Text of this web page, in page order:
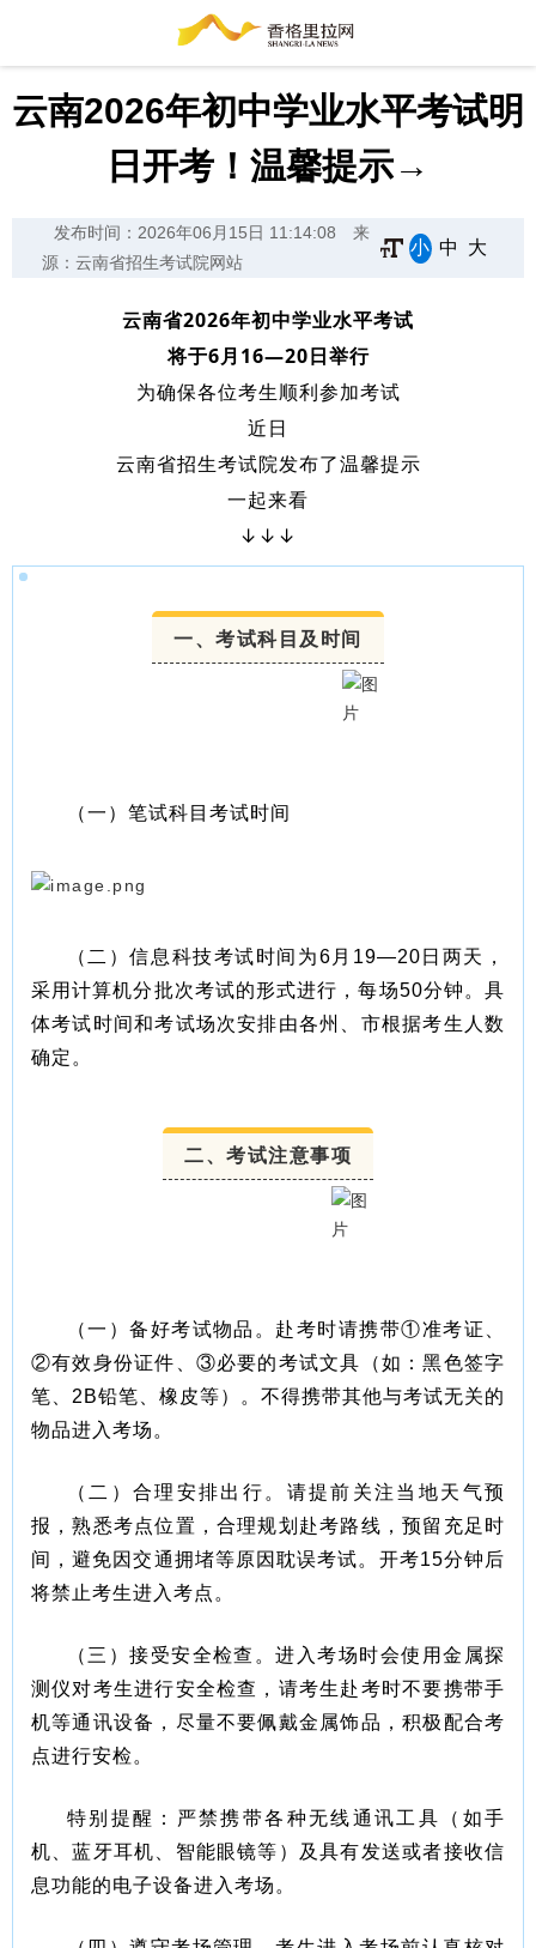
云南2026年初中学业水平考试明
日开考！温馨提示→
发布时间：2026年06月15日 11:14:08
来
源：云南省招生考试院网站
小 中 大
云南省2026年初中学业水平考试
将于6月16—20日举行
为确保各位考生顺利参加考试
近日
云南省招生考试院发布了温馨提示
一起来看
↓↓↓
一、考试科目及时间
（一）笔试科目考试时间
（二）信息科技考试时间为6月19—20日两天，
采用计算机分批次考试的形式进行，每场50分钟。具
体考试时间和考试场次安排由各州、市根据考生人数
确定。
二、考试注意事项
（一）备好考试物品。赴考时请携带①准考证、
②有效身份证件、③必要的考试文具（如：黑色签字
笔、2B铅笔、橡皮等）。不得携带其他与考试无关的
物品进入考场。
（二）合理安排出行。请提前关注当地天气预
报，熟悉考点位置，合理规划赴考路线，预留充足时
间，避免因交通拥堵等原因耽误考试。开考15分钟后
将禁止考生进入考点。
（三）接受安全检查。进入考场时会使用金属探
测仪对考生进行安全检查，请考生赴考时不要携带手
机等通讯设备，尽量不要佩戴金属饰品，积极配合考
点进行安检。
特别提醒：严禁携带各种无线通讯工具（如手
机、蓝牙耳机、智能眼镜等）及具有发送或者接收信
息功能的电子设备进入考场。